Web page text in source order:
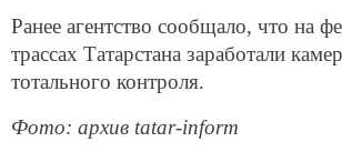
Ранее агентство сообщало, что на
трассах Татарстана заработали
тотального контроля.
Фото: архив tatar-inform